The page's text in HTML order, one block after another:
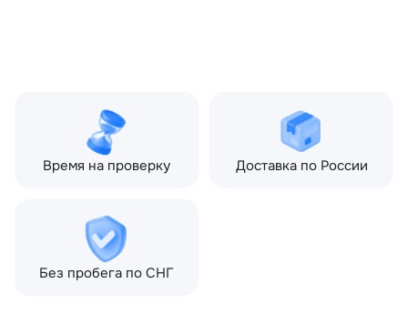
Время на проверку Доставка по России
Без пробега по СНГ